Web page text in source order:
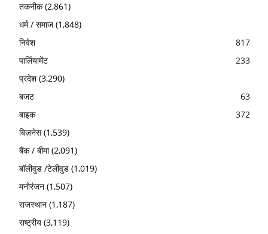
तकनीक(2,861)
धर्म / समाज (1,848)
निवेश
817
पार्लियामेंट
233
प्रदेश(3,290)
बजट
63
बाइक
372
बिज़नेस(1,539)
बैंक / बीमा(2,091)
बॉलीवुड /टेलीवुड (1,019)
मनोरंजन (1,507)
राजस्थान (1,187)
राष्ट्रीय (3,119)